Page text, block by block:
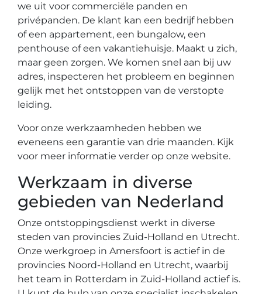
we uit voor commerciële panden en
privépanden. De klant kan een bedrijf hebben
of een appartement, een bungalow, een
penthouse of een vakantiehuisje. Maakt u zich,
maar geen zorgen. We komen snel aan bij uw
adres, inspecteren het probleem en beginnen
gelijk met het ontstoppen van de verstopte
leiding.
Voor onze werkzaamheden hebben we
eveneens een garantie van drie maanden. Kijk
voor meer informatie verder op onze website.
Werkzaam in diverse
gebieden van Nederland
Onze ontstoppingsdienst werkt in diverse
steden van provincies Zuid-Holland en Utrecht.
Onze werkgroep in Amersfoort is actief in de
provincies Noord-Holland en Utrecht, waarbij
het team in Rotterdam in Zuid-Holland actief is.